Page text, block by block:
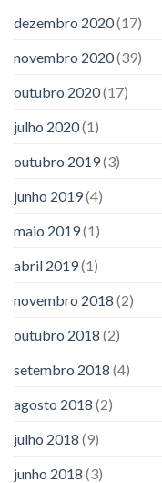
dezembro 2020(17)
novembro 2020(39)
outubro 2020(17)
julho 2020(1)
outubro 2019(3)
junho 2019(4)
maio 2019(1)
abril 2019(1)
novembro 2018 (2)
outubro 2018 (2)
setembro 2018 (4)
agosto 2018 (2)
julho 2018 (9)
junho 2018 (3)